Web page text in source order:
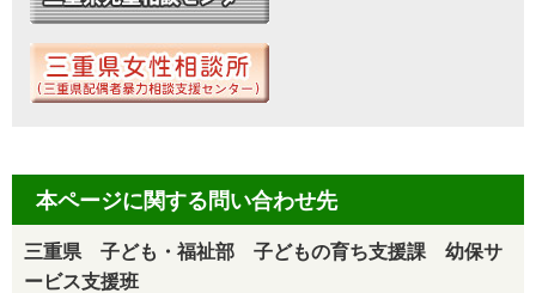
本ページに関する問い合わせ先
三重県 子ども・福祉部 子どもの育ち支援課 幼保サ
ービス支援班